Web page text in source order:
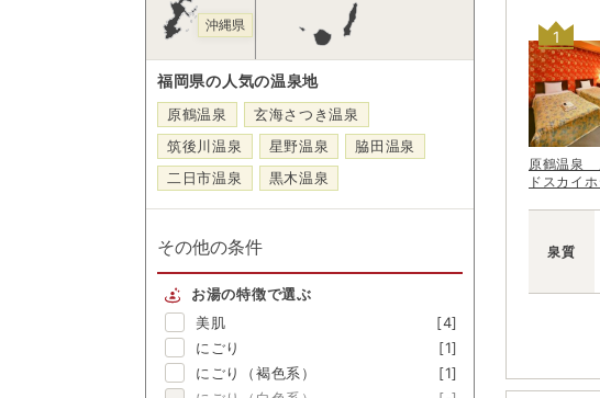
沖縄県
福岡県の人気の温泉地
原鶴温泉
玄海さつき温泉
筑後川温泉
星野温泉
脇田温泉
二日市温泉
黒木温泉
その他の条件
お湯の特徴で選ぶ
美肌
[4]
にごり
[1]
にごり（褐色系）
[1]
1
原鶴温泉
ドスカイ
泉質